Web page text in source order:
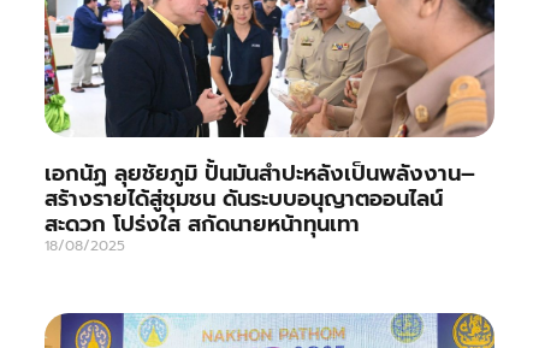
เอกนัฏ ลุยชัยภูมิ ปั้นมันสำปะหลังเป็นพลังงาน–
สร้างรายได้สู่ชุมชน ดันระบบอนุญาตออนไลน์
สะดวก โปร่งใส สกัดนายหน้าทุนเทา
18/08/2025